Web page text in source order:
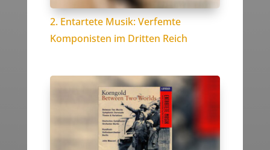
2. Entartete Musik: Verfemte
Komponisten im Dritten Reich